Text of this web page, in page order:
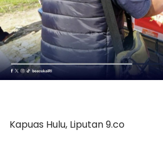
Kapuas Hulu, Liputan 9.co